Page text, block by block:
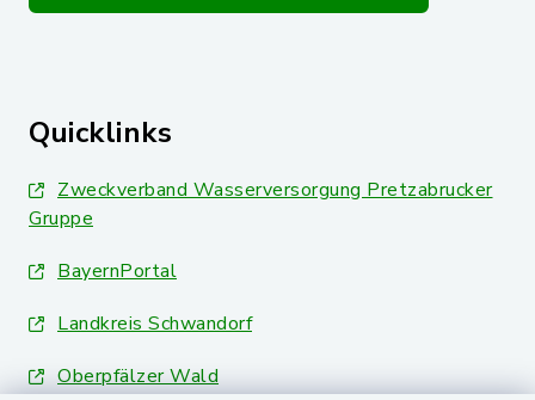
Quicklinks
Zweckverband Wasserversorgung Pretzabrucker
Gruppe
BayernPortal
Landkreis Schwandorf
Oberpfälzer Wald